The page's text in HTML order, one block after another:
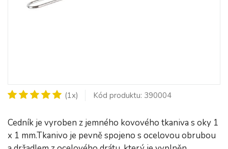
(1x) Kód produktu: 390004
Cedník je vyroben z jemného kovového tkaniva s oky 1
x 1 mm.Tkanivo je pevně spojeno s ocelovou obrubou